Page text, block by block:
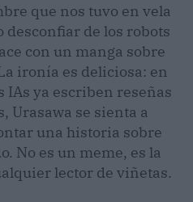
que nos tuvo en vela
desconfiar de los robots
con un manga sobre
ironía es deliciosa: en
IAs ya escriben reseñas
Urasawa se sienta a
una historia sobre
No es un meme, es la
lector de viñetas.